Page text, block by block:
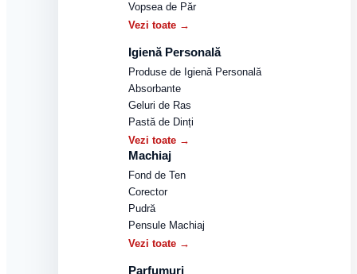
Vopsea de Păr
Vezi toate →
Igienă Personală
Produse de Igienă Personală
Absorbante
Geluri de Ras
Pastă de Dinți
Vezi toate →
Machiaj
Fond de Ten
Corector
Pudră
Pensule Machiaj
Vezi toate →
Parfumuri